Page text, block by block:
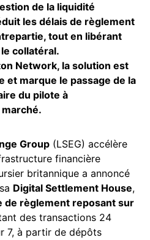
de la liquidité
les délais de règlement
tout en libérant
collatéral.
Network, la solution est
et marque le passage de la
du pilote à
Group (LSEG) accélère
financière
britannique a annoncé
Digital Settlement House,
de règlement reposant sur
des transactions 24
7, à partir de dépôts